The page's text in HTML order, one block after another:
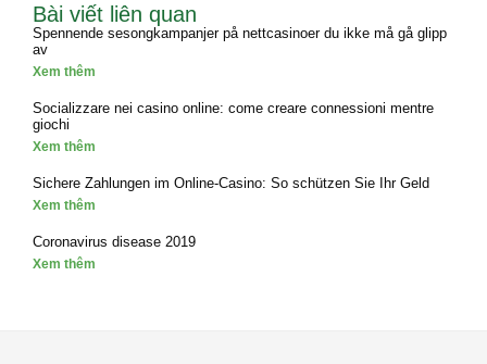
Bài viết liên quan
Spennende sesongkampanjer på nettcasinoer du ikke må gå glipp
av
Xem thêm
Socializzare nei casino online: come creare connessioni mentre
giochi
Xem thêm
Sichere Zahlungen im Online-Casino: So schützen Sie Ihr Geld
Xem thêm
Coronavirus disease 2019
Xem thêm